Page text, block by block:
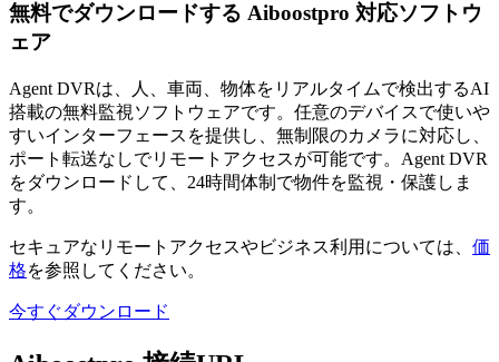
無料でダウンロードする Aiboostpro 対応ソフトウ
ェア
Agent DVRは、人、車両、物体をリアルタイムで検出するAI
搭載の無料監視ソフトウェアです。任意のデバイスで使いや
すいインターフェースを提供し、無制限のカメラに対応し、
ポート転送なしでリモートアクセスが可能です。Agent DVR
をダウンロードして、24時間体制で物件を監視・保護しま
す。
セキュアなリモートアクセスやビジネス利用については、 価
格を参照してください。
今すぐダウンロード